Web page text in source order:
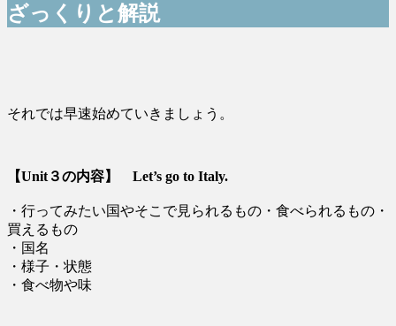
ざっくりと解説
それでは早速始めていきましょう。
【Unit３の内容】 Let’s go to Italy.
・行ってみたい国やそこで見られるもの・食べられるもの・
買えるもの
・国名
・様子・状態
・食べ物や味